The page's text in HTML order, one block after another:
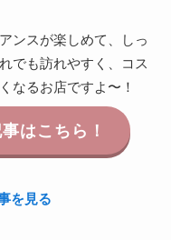
ンスが楽しめて、しっ
でも訪れやすく、コス
なるお店ですよ〜！
はこちら！
を見る